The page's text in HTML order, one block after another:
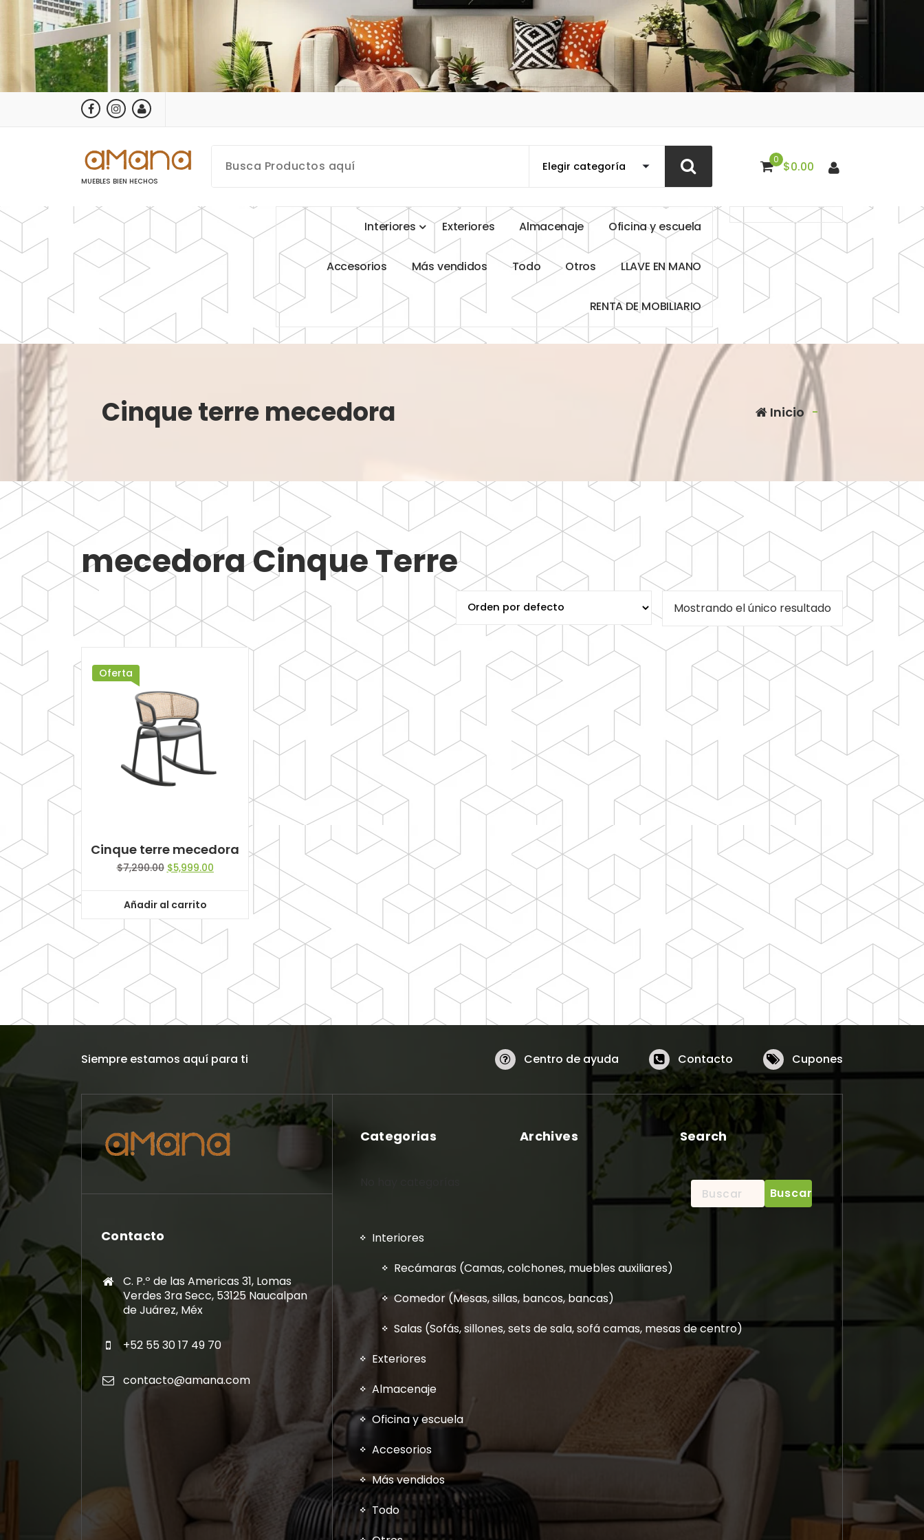
contenido
MUEBLES BIEN HECHOS
0 $0.00
Interiores Exteriores Almacenaje Oficinay escuela
Accesorios Más vendidos Todo Otros LLAVE EN MANO
RENTADE MOBILIARIO
Cinque terre mecedora Inicio-
mecedora Cinque Terre
Mostrando el único resultado
Oferta
Cinque terre mecedora
$7,290.00 Original
$7,290.00.
$5,999.00Current
$5,999.00.
Añadir al carrito
Siempre estamos aquí para ti Centro de ayuda Contacto Cupones
Contacto
C. P.º de las Americas 31, Lomas
Verdes 3ra Secc, 53125 Naucalpan
de Juárez, Méx
+52 55 30 17 49 70
contacto@amana.com
Categorias Archives Search
Buscar:
Interiores
Recámaras (Camas, colchones, muebles auxiliares)
Comedor (Mesas, sillas, bancos, bancas)
Salas (Sofás, sillones, sets de sala, sofá camas, mesas de centro)
Exteriores
Almacenaje
Oficina y escuela
Accesorios
Más vendidos
Todo